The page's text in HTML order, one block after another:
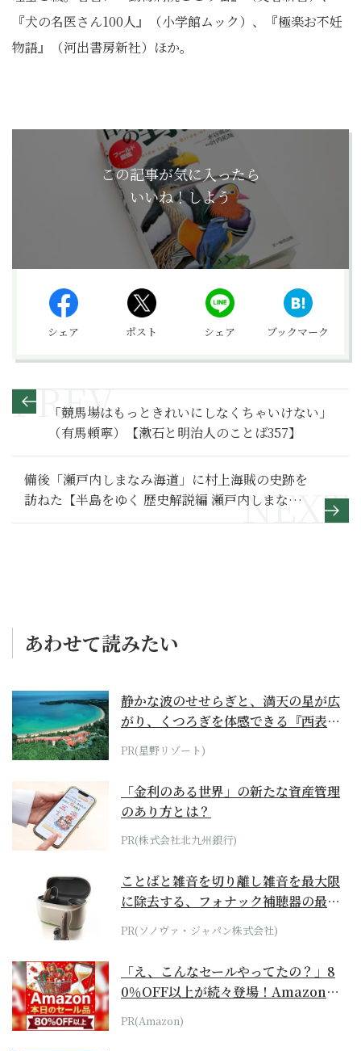
『犬の名医さん100人』（小学館ムック）、『極楽お不妊
物語』（河出書房新社）ほか。
この記事が気に入ったら
いいね！しよう
シェア ポスト シェア ブックマーク
「競馬場はもっときれいにしなくちゃいけない」
（有馬頼寧）【漱石と明治人のことば357】
備後「瀬戸内しまなみ海道」に村上海賊の史跡を
訪ねた【半島をゆく 歴史解説編 瀬戸内しまなみ
海道 1】
あわせて読みたい
静かな波のせせらぎと、満天の星が広
がり、くつろぎを体感できる『西表島
ホテル by...
PR(星野リゾート)
「金利のある世界」の新たな資産管理
のあり方とは？
PR(株式会社北九州銀行)
ことばと雑音を切り離し雑音を最大限
に除去する、フォナック補聴器の最上
位モデル
PR(ソノヴァ・ジャパン株式会社)
「え、こんなセールやってたの？」8
0％OFF以上が続々登場！Amazonの
本気が...
PR(Amazon)